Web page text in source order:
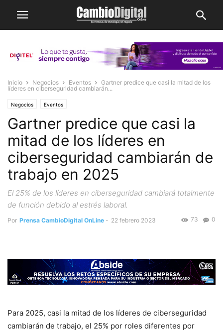
Inicio Negocios Eventos
Gartner predice que casi la mitad de los
líderes en ciberseguridad cambiarán...
Negocios Eventos
Gartner predice que casi la
mitad de los líderes en
ciberseguridad cambiarán de
trabajo en 2025
El 25% de los líderes en ciberseguridad cambiará totalmente
de función debido al estrés laboral.
Por Prensa CambioDigital OnLine - 22 febrero 2023 0
73
Para 2025, casi la mitad de los líderes de ciberseguridad
cambiarán de trabajo, el 25% por roles diferentes por